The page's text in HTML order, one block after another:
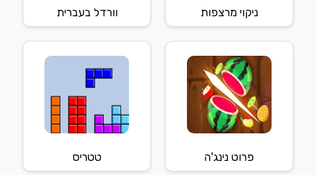
ניקוי מרצפות וורדל בעברית
פרוט נינג'ה טטריס